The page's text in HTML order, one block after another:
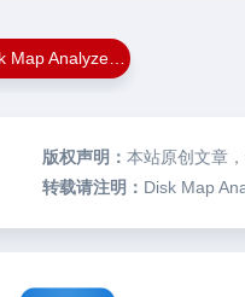
版权声明： 本站原创文章
转载请注明： Disk Map